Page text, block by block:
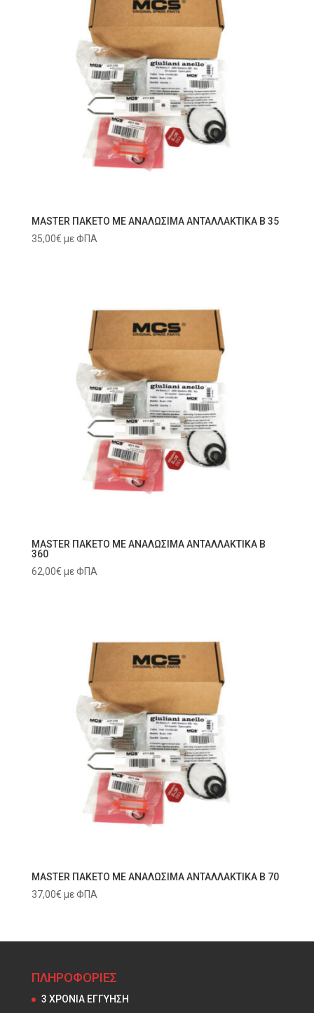
MASTER ΠΑΚΕΤΟ ΜΕ ΑΝΑΛΩΣΙΜΑ ΑΝΤΑΛΛΑΚΤΙΚΑ B 35
35,00€ με ΦΠΑ
MASTER ΠΑΚΕΤΟ ΜΕ ΑΝΑΛΩΣΙΜΑ ΑΝΤΑΛΛΑΚΤΙΚΑ B
360
62,00€ με ΦΠΑ
MASTER ΠΑΚΕΤΟ ΜΕ ΑΝΑΛΩΣΙΜΑ ΑΝΤΑΛΛΑΚΤΙΚΑ B 70
37,00€ με ΦΠΑ
ΠΛΗΡΟΦΟΡΙΕΣ
3 ΧΡΟΝΙΑ ΕΓΓΥΗΣΗ